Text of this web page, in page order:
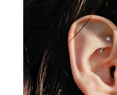
Oro 14K
Fake piercing
Labret
Lingua
Naso